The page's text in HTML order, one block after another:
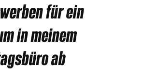
für ein
in meinem
ab